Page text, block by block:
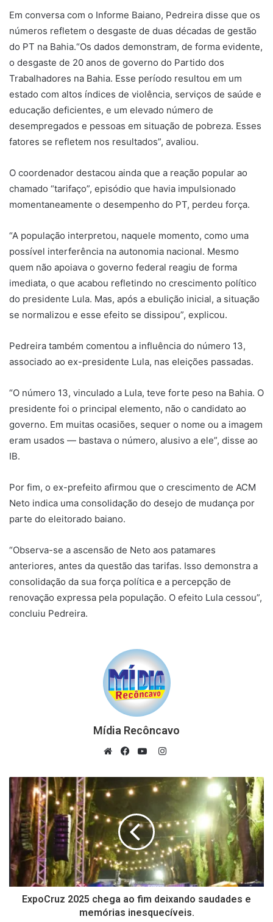
Em conversa com o Informe Baiano, Pedreira disse que os
números refletem o desgaste de duas décadas de gestão
do PT na Bahia.“Os dados demonstram, de forma evidente,
o desgaste de 20 anos de governo do Partido dos
Trabalhadores na Bahia. Esse período resultou em um
estado com altos índices de violência, serviços de saúde e
educação deficientes, e um elevado número de
desempregados e pessoas em situação de pobreza. Esses
fatores se refletem nos resultados”, avaliou.
O coordenador destacou ainda que a reação popular ao
chamado “tarifaço”, episódio que havia impulsionado
momentaneamente o desempenho do PT, perdeu força.
“A população interpretou, naquele momento, como uma
possível interferência na autonomia nacional. Mesmo
quem não apoiava o governo federal reagiu de forma
imediata, o que acabou refletindo no crescimento político
do presidente Lula. Mas, após a ebulição inicial, a situação
se normalizou e esse efeito se dissipou”, explicou.
Pedreira também comentou a influência do número 13,
associado ao ex-presidente Lula, nas eleições passadas.
“O número 13, vinculado a Lula, teve forte peso na Bahia. O
presidente foi o principal elemento, não o candidato ao
governo. Em muitas ocasiões, sequer o nome ou a imagem
eram usados — bastava o número, alusivo a ele”, disse ao
IB.
Por fim, o ex-prefeito afirmou que o crescimento de ACM
Neto indica uma consolidação do desejo de mudança por
parte do eleitorado baiano.
“Observa-se a ascensão de Neto aos patamares
anteriores, antes da questão das tarifas. Isso demonstra a
consolidação da sua força política e a percepção de
renovação expressa pela população. O efeito Lula cessou”,
concluiu Pedreira.
Mídia Recôncavo
Instagram
ExpoCruz 2025 chega ao fim deixando saudades e
memórias inesquecíveis.